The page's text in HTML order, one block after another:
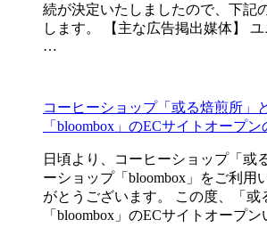
続が決定いたしましたので、下記
します。 【主な広告掲出媒体】
…
コーヒーショップ「或る焙煎所」
「bloombox」のECサイトオープ
日頃より、コーヒーショップ「或
ーショップ「bloombox」をご利用
がとうございます。 この度、「或
「bloombox」のECサイトオープ